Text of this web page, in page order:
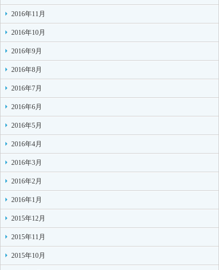
2016年11月
2016年10月
2016年9月
2016年8月
2016年7月
2016年6月
2016年5月
2016年4月
2016年3月
2016年2月
2016年1月
2015年12月
2015年11月
2015年10月